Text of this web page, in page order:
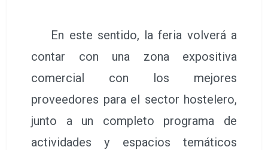
En este sentido, la feria volverá a
contar con una zona expositiva
comercial con los mejores
proveedores para el sector hostelero,
junto a un completo programa de
actividades y espacios temáticos